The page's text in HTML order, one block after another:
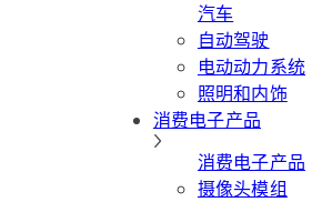
汽车
自动驾驶
电动动力系统
照明和内饰
消费电子产品
消费电子产品
摄像头模组